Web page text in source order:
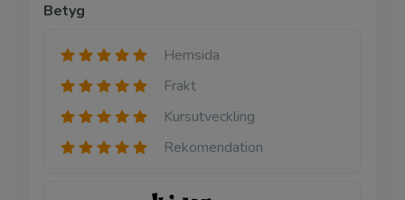
Betyg
Hemsida
Frakt
Kursutveckling
Rekomendation